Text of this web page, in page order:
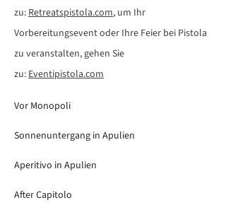
zu:Retreatspistola.com, um Ihr
Vorbereitungsevent oder Ihre Feier bei Pistola
zu veranstalten, gehen Sie
zu:Eventipistola.com
Vor Monopoli
Sonnenuntergang in Apulien
Aperitivo in Apulien
After Capitolo